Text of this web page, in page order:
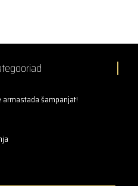
armastada šampanjat!